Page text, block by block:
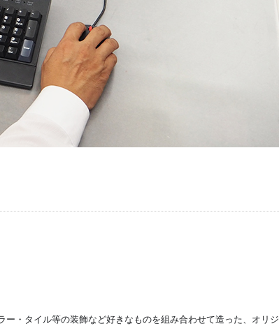
・タイル等の装飾など好きなものを組み合わせて造った、オリジ